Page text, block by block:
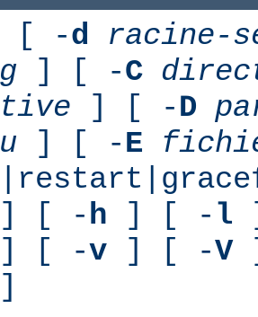
[ -d
racine-
] [ -C
] [ -D
] [ -E
] [ -h ] [ - l
[ -v ] [ -V